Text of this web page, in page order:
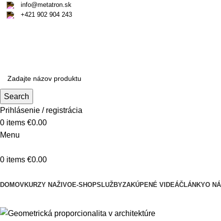
info@metatron.sk
+421 902 904 243
Search
Prihlásenie / registrácia
0 items €0.00
Menu
0 items €0.00
DOMOVKURZY NAŽIVOE-SHOPSLUŽBYZAKÚPENÉ VIDEÁČLÁNKYO